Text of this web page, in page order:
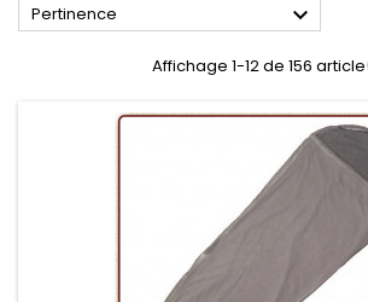
Pertinence 
Affichage 1-12 de 156